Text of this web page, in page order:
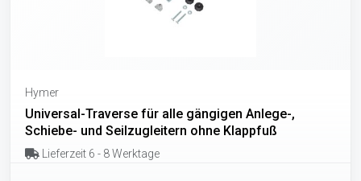
Hymer
Universal-Traverse für alle gängigen Anlege-,
Schiebe- und Seilzugleitern ohne Klappfuß
Lieferzeit 6 - 8 Werktage